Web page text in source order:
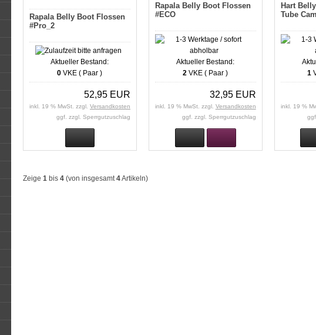
Rapala Belly Boot Flossen
#Pro_2
Aktueller Bestand:
0 VKE ( Paar )
52,95 EUR
inkl. 19 % MwSt. zzgl. Versandkosten
ggf. zzgl. Sperrgutzuschlag
Rapala Belly Boot Flossen
#ECO
Aktueller Bestand:
2 VKE ( Paar )
32,95 EUR
inkl. 19 % MwSt. zzgl. Versandkosten
ggf. zzgl. Sperrgutzuschlag
Hart
Tube
1
inkl. 19 %
Zeige 1 bis 4 (von insgesamt4Artikeln)